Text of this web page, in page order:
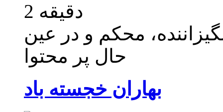
2 دقیقه
محکم و در عین
حال پر محتوا
بهاران خجسته باد